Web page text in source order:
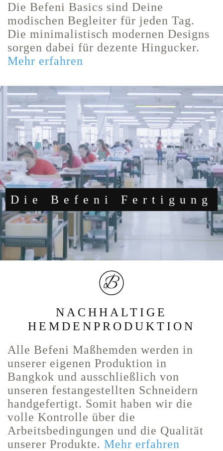
Die Befeni Basics sind Deine
modischen Begleiter für jeden Tag.
Die minimalistisch modernen Designs
sorgen dabei für dezente Hingucker.
Mehr erfahren
Die Befeni Fertigung
NACHHALTIGE
HEMDENPRODUKTION
Alle Befeni Maßhemden werden in
unserer eigenen Produktion in
Bangkok und ausschließlich von
unseren festangestellten Schneidern
handgefertigt. Somit haben wir die
volle Kontrolle über die
Arbeitsbedingungen und die Qualität
unserer Produkte. Mehr erfahren